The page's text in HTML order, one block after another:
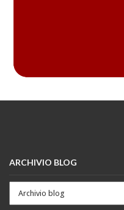
ARCHIVIO BLOG